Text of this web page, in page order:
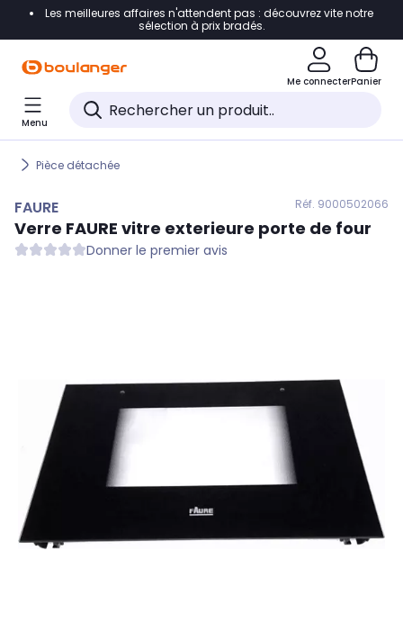
Accéder directement à la navigation
Accéder directement au pied de page
Accéder directement au chatbot
Les meilleures affaires n'attendent pas : découvrez vite notre
sélection à prix bradés.
Me connecterPanier
Menu
Pièce détachée
FAURE Réf. 9000502066
Verre FAURE vitre exterieure porte de four
Donner le premier avis